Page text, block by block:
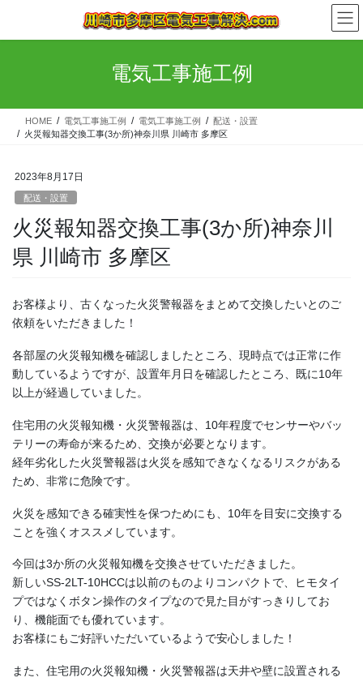
テ
ス
ゲ
ン
電気工事施工例
HOME 電気工事施工例 電気工事施工例
配送・設置
火災報知器交換工事(3か所)神奈川県 川崎市 多摩区
2023年8月17日
配送・設置
火災報知器交換工事(3か所)神奈川
県 川崎市 多摩区
お客様より、古くなった火災警報器をまとめて交換したいとのご
依頼をいただきました！
各部屋の火災報知機を確認しましたところ、現時点では正常に作
動しているようですが、設置年月日を確認したところ、既に10年
以上が経過していました。
住宅用の火災報知機・火災警報器は、10年程度でセンサーやバッ
テリーの寿命が来るため、交換が必要となります。
経年劣化した火災警報器は火災を感知できなくなるリスクがある
ため、非常に危険です。
火災を感知できる確実性を保つためにも、10年を目安に交換する
ことを強くオススメしています。
今回は3か所の火災報知機を交換させていただきました。
新しいSS-2LT-10HCCは以前のものよりコンパクトで、ヒモタイ
プではなくボタン操作のタイプなので見た目がすっきりしてお
り、機能面でも優れています。
お客様にもご好評いただいているようで安心しました！
また、住宅用の火災報知機・火災警報器は天井や壁に設置される